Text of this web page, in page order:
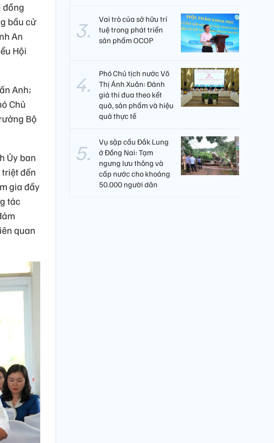
đồng
bầu cử
An
Hội
Anh;
Chủ
Bộ
Ủy ban
đến
gia đầy
tác
quan
Vai trò của sở hữu trí
tuệ trong phát triển
sản phẩm OCOP
Phó Chủ tịch nước Võ
Thị Ánh Xuân: Đánh
giá thi đua theo kết
quả, sản phẩm và hiệu
quả thực tế
Vụ sập cầu Đắk Lung
ở Đồng Nai: Tạm
ngưng lưu thông và
cấp nước cho khoảng
50.000 người dân